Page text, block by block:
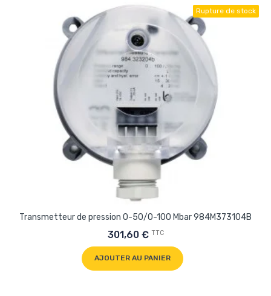
Rupture de stock
Transmetteur de pression 0-50/0-100 Mbar 984M373104B
301,60 € TTC
AJOUTER AU PANIER